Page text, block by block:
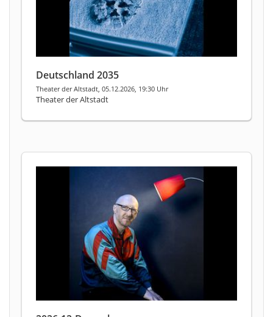
Deutschland 2035
Theater der Altstadt, 05.12.2026, 19:30 Uhr
Theater der Altstadt